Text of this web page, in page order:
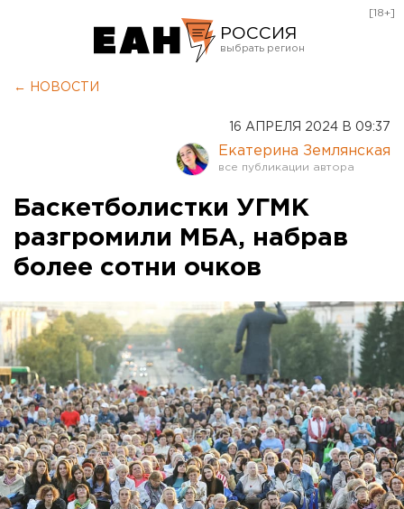
РОССИЯ
Оренбург
[18+]
← НОВОСТИ
16 АПРЕЛЯ 2024 В 09:37
Екатерина Землянская
Баскетболистки УГМК
разгромили МБА, набрав
более сотни очков